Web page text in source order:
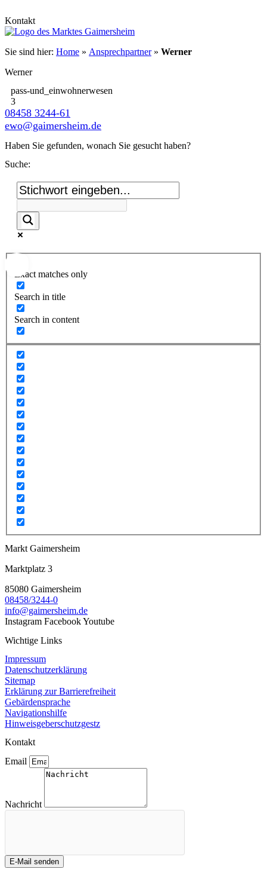
Kontakt
Sie sind hier: Home » Ansprechpartner» Werner
Werner
pass-und_einwohnerwesen
3
08458 3244-61
ewo@gaimersheim.de
Haben Sie gefunden, wonach Sie gesucht haben?
Suche:
Exact matches only
Search in title
Search in content
Markt Gaimersheim
Marktplatz 3
85080 Gaimersheim
08458/3244-0
info@gaimersheim.de
Instagram FacebookYoutube
Wichtige Links
Impressum
Datenschutzerklärung
Sitemap
Erklärung zur Barrierefreiheit
Gebärdensprache
Navigationshilfe
Hinweisgeberschutzgestz
Kontakt
Email
Nachricht
E-Mail senden